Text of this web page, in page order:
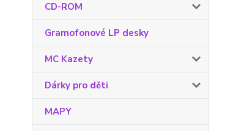
CD-ROM
Gramofonové LP desky
MC Kazety
Dárky pro děti
MAPY